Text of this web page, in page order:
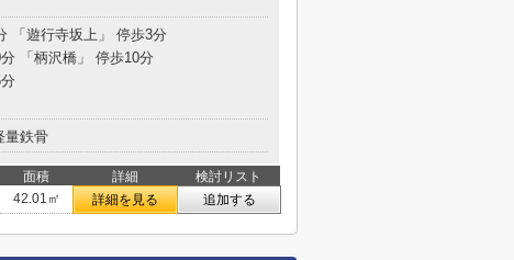
「遊行寺坂上」 停歩3分
「柄沢橋」 停歩10分
量鉄骨
面積 詳細
検討リスト
42.01㎡ 詳細を見る 追加する